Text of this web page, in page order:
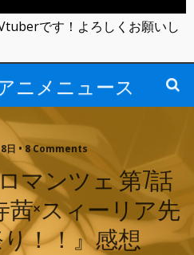
ニメニュース
日 • 8 Comments
マンツェ 第7話
×スィーリア先
！！』感想
です！よろしくお願いし